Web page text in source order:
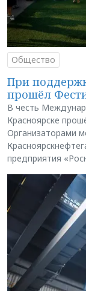
Общество
При
прошёл
В честь
Красноярске
Организаторами
предприятия